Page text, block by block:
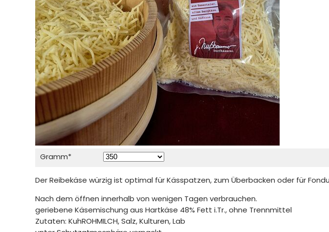
Pflichtfeld
Gramm*
Der Reibekäse würzig ist optimal für Kässpatzen, zum Überbacken oder für
Nach dem öffnen innerhalb von wenigen Tagen verbrauchen.
geriebene Käsemischung aus Hartkäse 48% Fett i.Tr., ohne Trennmittel
Zutaten: KuhROHMILCH, Salz, Kulturen, Lab